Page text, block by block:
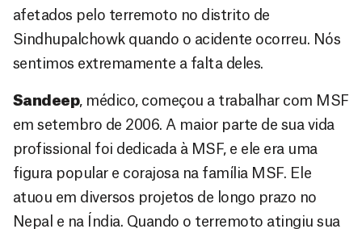
afetados pelo terremoto no distrito de
Sindhupalchowk quando o acidente ocorreu. Nós
sentimos extremamente a falta deles.
Sandeep, médico, começou a trabalhar com MSF
em setembro de 2006. A maior parte de sua vida
profissional foi dedicada à MSF, e ele era uma
figura popular e corajosa na família MSF. Ele
atuou em diversos projetos de longo prazo no
Nepal e na Índia. Quando o terremoto atingiu sua